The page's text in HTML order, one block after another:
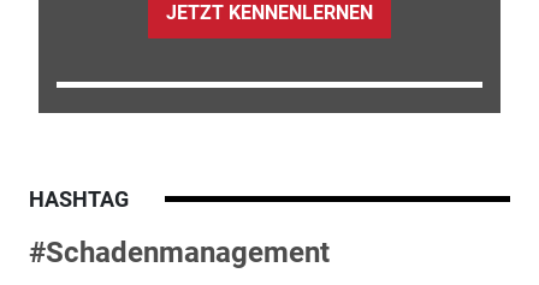
JETZT KENNENLERNEN
HASHTAG
#Schadenmanagement